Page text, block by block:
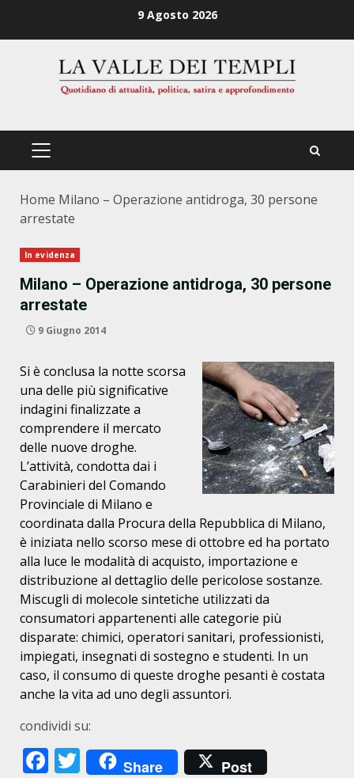
9 Agosto 2026
PRIMÄRES
Home Milano – Operazione antidroga, 30 persone
arrestate
In evidenza
Milano – Operazione antidroga, 30 persone
arrestate
9 Giugno 2014
Si è conclusa la notte scorsa
una delle più significative
indagini finalizzate a
comprendere il mercato
delle nuove droghe.
L’attività, condotta dai i
Carabinieri del Comando
Provinciale di Milano e
coordinata dalla Procura della Repubblica di Milano,
è iniziata nello scorso mese di ottobre ed ha portato
alla luce le modalità di acquisto, importazione e
distribuzione al dettaglio delle pericolose sostanze.
Miscugli di molecole sintetiche utilizzati da
consumatori appartenenti alle categorie più
disparate: chimici, operatori sanitari, professionisti,
impiegati, insegnati di sostegno e studenti. In un
caso, il consumo di queste droghe pesanti è costata
anche la vita ad uno degli assuntori.
condividi su:
Facebook
Twitter
Share Post